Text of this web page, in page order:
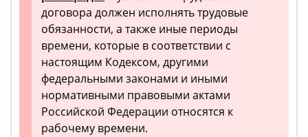
договора должен исполнять трудовые
обязанности, а также иные периоды
времени, которые в соответствии с
настоящим Кодексом, другими
федеральными законами и иными
нормативными правовыми актами
Российской Федерации относятся к
рабочему времени.